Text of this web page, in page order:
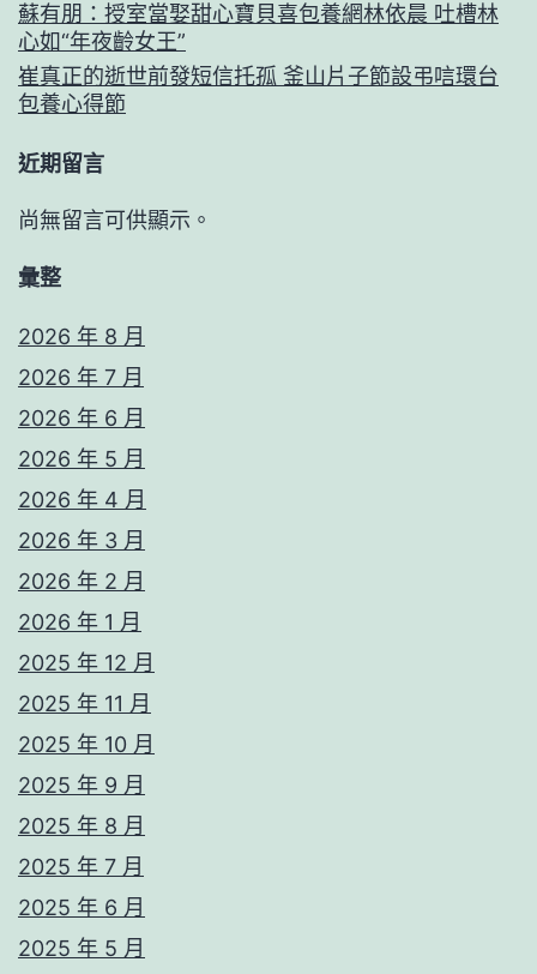
蘇有朋：授室當娶甜心寶貝喜包養網林依晨 吐槽林
心如“年夜齡女王”
崔真正的逝世前發短信托孤 釜山片子節設弔唁環台
包養心得節
近期留言
尚無留言可供顯示。
彙整
2026 年 8 月
2026 年 7 月
2026 年 6 月
2026 年 5 月
2026 年 4 月
2026 年 3 月
2026 年 2 月
2026 年 1 月
2025 年 12 月
2025 年 11 月
2025 年 10 月
2025 年 9 月
2025 年 8 月
2025 年 7 月
2025 年 6 月
2025 年 5 月